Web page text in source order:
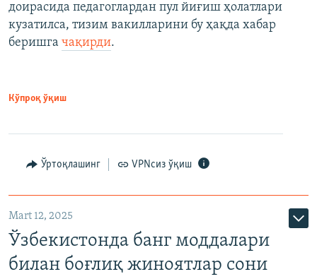
доирасида педагоглардан пул йиғиш ҳолатлари
кузатилса, тизим вакилларини бу ҳақда хабар
беришга чақирди.
Кўпроқ ўқиш
Ўртоқлашинг VPNсиз ўқиш
Mart 12, 2025
Ўзбекистонда банг моддалари
билан боғлиқ жиноятлар сони